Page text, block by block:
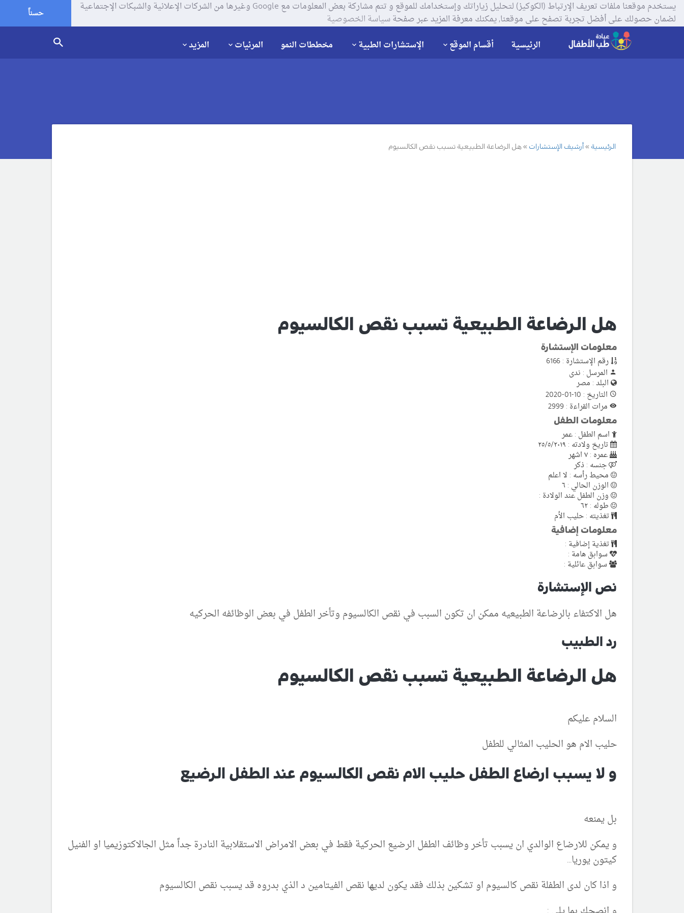
يستخدم موقعنا ملفات تعريف الإرتباط (الكوكيز) لتحليل زياراتك وإستخدامك للموقع و تتم مشاركة بعض المعلومات مع Google وغيرها من الشركات الإعلانية والشبكات الإجتماعية
لضمان حصولك على أفضل تجربة تصفح على موقعنا, يمكنك معرفة المزيد عبر صفحةسياسة الخصوصية حسناً
الرئيسية أقسام الموقع الإستشارات الطبية مخططات النمو المرئيات المزيد
الرئيسية أرشيف الإستشارات هل الرضاعة الطبيعية تسبب نقص الكالسيوم
هل الرضاعة الطبيعية تسبب نقص الكالسيوم
معلومات الإستشارة
رقم الإستشارة : 6166
المرسل : ندى
البلد : مصر
التاريخ : 10-01-2020
مرات القراءة : 2999
معلومات الطفل
اسم الطفل : عمر
تاريخ ولادته : ٢٥/٥/٢٠١٩
عمره : ٧ اشهر
جنسه : ذكر
محيط رأسه : لا اعلم
الوزن الحالي : ٦
وزن الطفل عند الولادة :
طوله : ٦٢
تغذيته : حليب الأم
معلومات إضافية
تغذية إضافية :
سوابق هامة :
سوابق عائلية :
نص الإستشارة
هل الاكتفاء بالرضاعة الطبيعيه ممكن ان تكون السبب في نقص الكالسيوم وتأخر الطفل في بعض الوظائفه الحركيه
رد الطبيب
هل الرضاعة الطبيعية تسبب نقص الكالسيوم
السلام عليكم
حليب الام هو الحليب المثالي للطفل
و لا يسبب ارضاع الطفل حليب الام نقص الكالسيوم عند الطفل الرضيع
بل يمنعه
و يمكن للارضاع الوالدي ان يسبب تأخر وظائف الطفل الرضيع الحركية فقط في بعض الامراض الاستقلابية النادرة جداً مثل الجالاكتوزيميا او الفنيل
كيتون يوريا...
و اذا كان لدى الطفلة نقص كالسيوم او تشكين بذلك فقد يكون لديها نقص الفيتامين د الذي بدروه قد يسبب نقص الكالسيوم